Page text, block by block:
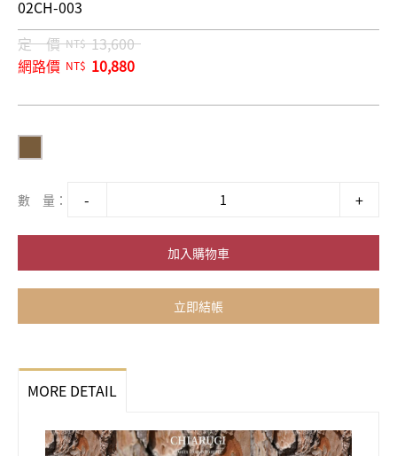
02CH-003
定 價 NT$ 13,600
網路價 NT$ 10,880
數 量：
加入購物車
立即結帳
MORE DETAIL